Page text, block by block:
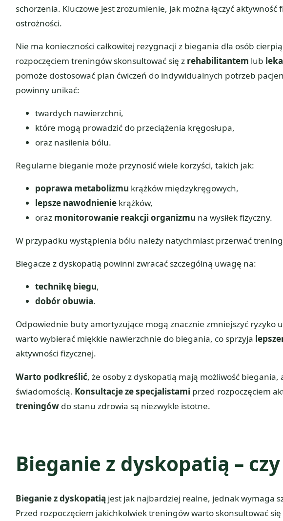
schorzenia. Kluczowe jest zrozumienie, jak można łączyć
ostrożności.
Nie ma konieczności całkowitej rezygnacji z biegania dla osób
rozpoczęciem treningów skonsultować się z rehabilitantem lub
pomoże dostosować plan ćwiczeń do indywidualnych potrzeb
powinny unikać:
twardych nawierzchni,
które mogą prowadzić do przeciążenia kręgosłupa,
oraz nasilenia bólu.
Regularne bieganie może przynosić wiele korzyści, takich jak:
poprawa metabolizmu krążków międzykręgowych,
lepsze nawodnienie krążków,
oraz monitorowanie reakcji organizmu na wysiłek fizyczny.
W przypadku wystąpienia bólu należy natychmiast przerwać
Biegacze z dyskopatią powinni zwracać szczególną uwagę na:
technikę biegu,
dobór obuwia.
Odpowiednie buty amortyzujące mogą znacznie zmniejszyć ryzyko
warto wybierać miękkie nawierzchnie do biegania, co sprzyja
aktywności fizycznej.
Warto podkreślić, że osoby z dyskopatią mają możliwość
świadomością. Konsultacje ze specjalistami przed rozpoczęciem
treningów do stanu zdrowia są niezwykle istotne.
Bieganie z dyskopatią –
Bieganie z dyskopatią jest jak najbardziej realne, jednak wymaga
Przed rozpoczęciem jakichkolwiek treningów warto skonsultować